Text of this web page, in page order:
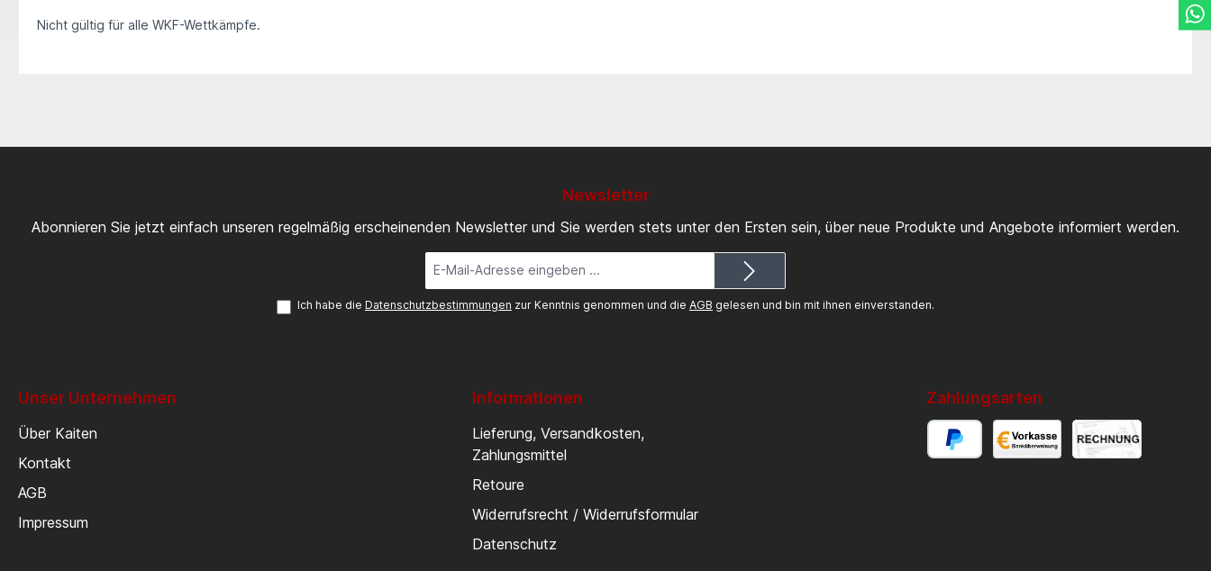
Nicht gültig für alle WKF-Wettkämpfe.
Newsletter
Abonnieren Sie jetzt einfach unseren regelmäßig erscheinenden Newsletter und Sie werden stets unter den Ersten sein, über neue Produkte und Angebote informiert werden.
Mail-
Adresse*
Ich habe die Datenschutzbestimmungen zur Kenntnis genommen und die AGB gelesen und bin mit ihnen einverstanden.
Unser Unternehmen
Über Kaiten
Kontakt
AGB
Impressum
Informationen
Lieferung, Versandkosten,
Zahlungsmittel
Retoure
Widerrufsrecht / Widerrufsformular
Datenschutz
Zahlungsarten